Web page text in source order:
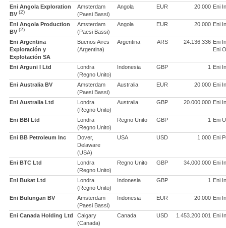
Eni Angola Exploration
BV (2)
Amsterdam
(Paesi Bassi)
Angola EUR 20.000 Eni
Eni Angola Production
BV (2)
Amsterdam
(Paesi Bassi)
Angola EUR 20.000 Eni
Eni Argentina
Exploración y
Explotación SA
Buenos Aires
(Argentina)
Argentina ARS 24.136.336 Eni
Eni
Eni Arguni I Ltd
Londra
(Regno Unito)
Indonesia GBP 1 Eni
Eni Australia BV
Amsterdam
(Paesi Bassi)
Australia EUR 20.000 Eni
Eni Australia Ltd
Londra
(Regno Unito)
Australia GBP 20.000.000 Eni
Eni BBI Ltd
Londra
(Regno Unito)
Regno Unito GBP 1 Eni
Eni BB Petroleum Inc
Dover,
Delaware
(USA)
USA USD 1.000 Eni
Eni BTC Ltd
Londra
(Regno Unito)
Regno Unito GBP 34.000.000 Eni
Eni Bukat Ltd
Londra
(Regno Unito)
Indonesia GBP 1 Eni
Eni Bulungan BV
Amsterdam
(Paesi Bassi)
Indonesia EUR 20.000 Eni
Eni Canada Holding Ltd
Calgary
(Canada)
Canada USD 1.453.200.001 Eni